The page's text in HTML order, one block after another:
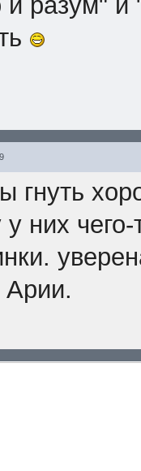
гнуть
у них
Арии.